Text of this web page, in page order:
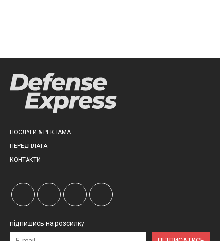
ПОСЛУГИ & РЕКЛАМА
ПЕРЕДПЛАТА
КОНТАКТИ
підпишись на розсилку